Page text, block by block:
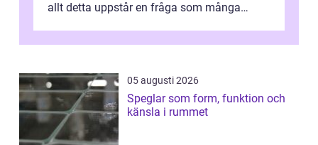
allt detta uppstår en fråga som många
05 augusti 2026
Speglar som form, funktion och
känsla i rummet